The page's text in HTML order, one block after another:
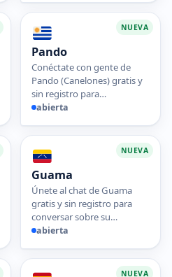
NUEVA
Pando
Conéctate con gente de
Pando (Canelones) gratis y
sin registro para…
abierta
NUEVA
Guama
Únete al chat de Guama
gratis y sin registro para
conversar sobre su…
abierta
NUEVA